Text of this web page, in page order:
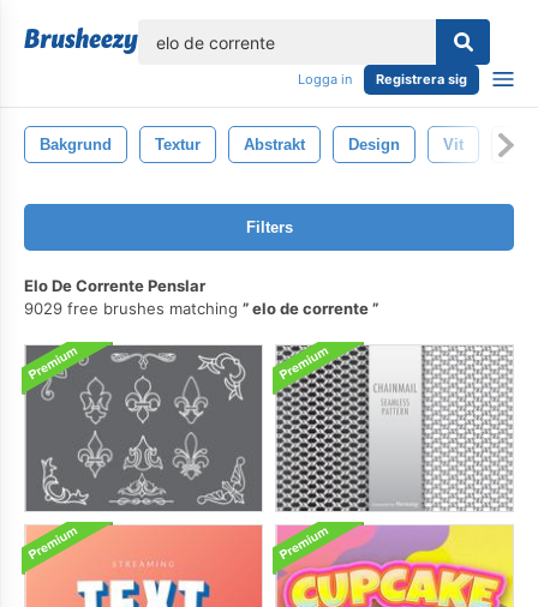
Logga in Registrera sig
Bakgrund Textur Abstrakt Design Vit
Filters
Elo De Corrente Penslar
9029 free brushes matching
elo de corrente